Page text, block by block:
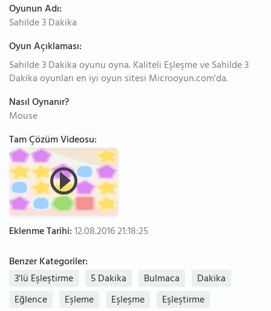
Oyunun Adı:
Sahilde 3 Dakika
Oyun Açıklaması:
Sahilde 3 Dakika oyunu oyna. Kaliteli Eşleşme ve Sahilde 3
Dakika oyunları en iyi oyun sitesi Microoyun.com'da.
Nasıl Oynanır?
Mouse
Tam Çözüm Videosu:
Eklenme Tarihi:12.08.2016 21:18:25
Benzer Kategoriler:
3'lü Eşleştirme
5 Dakika Bulmaca
Dakika
Eğlence
Eşleme Eşleşme
Eşleştirme